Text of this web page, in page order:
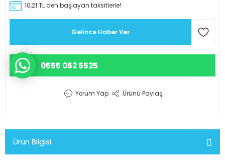
Lisans ve Lisansüstü Sağlık
Teknik Hizmetler Sınıfı
10,21 TL den başlayan taksitlerle!
Gelince Haber Ver
0555 062 5525
Yorum Yap Ürünü Paylaş
Ürün Bilgisi